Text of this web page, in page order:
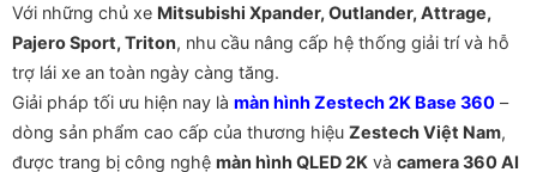
Với những chủ xe Mitsubishi Xpander, Outlander, Attrage,
Pajero Sport, Triton, nhu cầu nâng cấp hệ thống giải trí và hỗ
trợ lái xe an toàn ngày càng tăng.
Giải pháp tối ưu hiện nay là màn hình Zestech 2K Base 360 –
dòng sản phẩm cao cấp của thương hiệu Zestech Việt Nam,
được trang bị công nghệ màn hình QLED 2K và camera 360 AI